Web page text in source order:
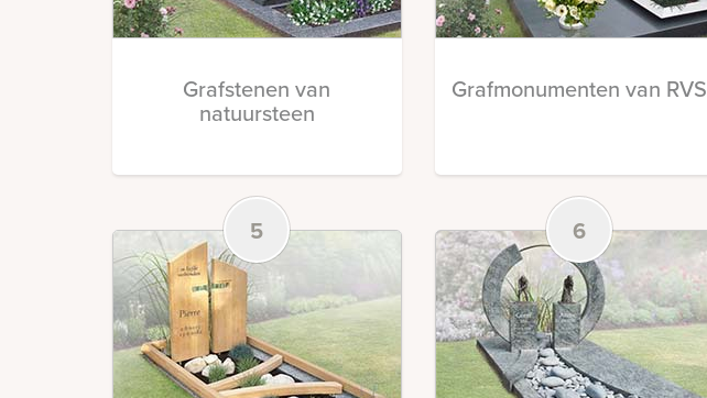
Grafstenen van
natuursteen
Grafmonumenten van RVS
5 6